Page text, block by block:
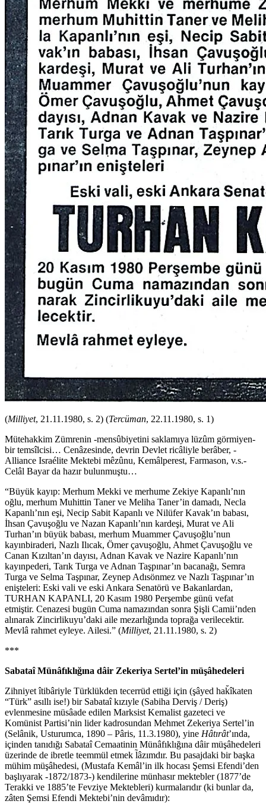
(Milliyet, 21.11.1980, s. 2) (Tercüman, 22.11.1980, s. 1)
Mütehakkim Zümrenin -mensûbiyetini saklamıya lüzûm görmiyen-
bir temsîlcisi… Cenâzesinde, devrin Devlet ricâliyle berâber, -
Alliance Israélite Mektebi mêzûnu, Kemâlperest, Farmason, v.s.-
Celâl Bayar da hazır bulunmuştu…
“Büyük kayıp: Merhum Mekki ve merhume Zekiye Kapanlı’nın
oğlu, merhum Muhittin Taner ve Meliha Taner’in damadı, Necla
Kapanlı’nın eşi, Necip Sabit Kapanlı ve Nilüfer Kavak’ın babası,
İhsan Çavuşoğlu ve Nazan Kapanlı’nın kardeşi, Murat ve Ali
Turhan’ın büyük babası, merhum Muammer Çavuşoğlu’nun
kayınbiraderi, Nazlı Ilıcak, Ömer çavuşoğlu, Ahmet Çavuşoğlu ve
Canan Kızıltan’ın dayısı, Adnan Kavak ve Nazire Kapanlı’nın
kayınpederi, Tarık Turga ve Adnan Taşpınar’ın bacanağı, Semra
Turga ve Selma Taşpınar, Zeynep Adısönmez ve Nazlı Taşpınar’ın
enişteleri: Eski vali ve eski Ankara Senatörü ve Bakanlardan,
TURHAN KAPANLI, 20 Kasım 1980 Perşembe günü vefat
etmiştir. Cenazesi bugün Cuma namazından sonra Şişli Camii’nden
alınarak Zincirlikuyu’daki aile mezarlığında toprağa verilecektir.
Mevlâ rahmet eyleye. Ailesi.” (Milliyet, 21.11.1980, s. 2)
***
Sabataî Münâfıklığına dâir Zekeriya Sertel’in müşâhedeleri
Zihniyet îtibâriyle Türklükden tecerrüd ettiği için (şâyed hak̆îkaten
“Türk” asıllı ise!) bir Sabataî kızıyle (Sabiha Derviş / Deriş)
evlenmesine müsâade edilen Marksist Kemalist gazeteci ve
Komünist Partisi’nin lider kadrosundan Mehmet Zekeriya Sertel’in
(Selânik, Usturumca, 1890 – Pâris, 11.3.1980), yine Hâtırât’ında,
içinden tanıdığı Sabataî Cemaatinin Münâfıklığına dâir müşâhedeleri
üzerinde de ibretle teemmül etmek l̃âzımdır. Bu pasajdaki bir başka
mühim müşâhedesi, (Mustafa Kemâl’in ilk hocası Şemsi Efendi’den
başlıyarak -1872/1873-) kendilerine münhasır mektebler (1877’de
Terakki ve 1885’te Fevziye Mektebleri) kurmalarıdır (ki bunlar da,
zâten Şemsi Efendi Mektebi’nin devâmıdır):